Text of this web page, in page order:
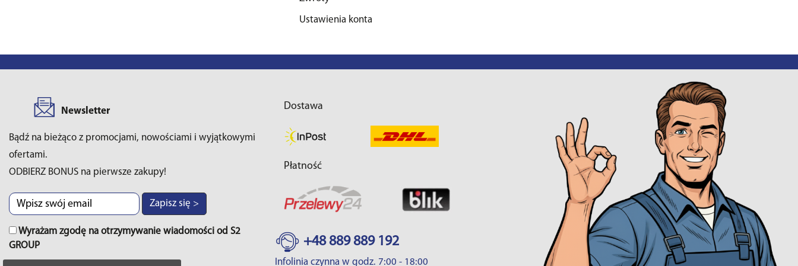
Ustawienia konta
Newsletter
Bądź na bieżąco z promocjami, nowościami i wyjątkowymi
ofertami.
ODBIERZ BONUS na pierwsze zakupy!
Zapisz się >
Wyrażam zgodę na otrzymywanie wiadomości od S2
GROUP
Dostawa
Płatność
+48 889 889 192
Infolinia czynna w godz. 7:00 - 18:00